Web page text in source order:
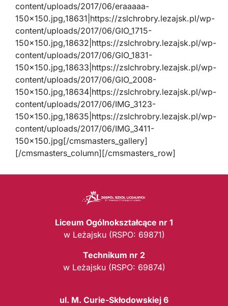
content/uploads/2017/06/eraaaaa-
150×150.jpg,18631|https://zslchrobry.lezajsk.pl/wp-
content/uploads/2017/06/GIO_1715-
150×150.jpg,18632|https://zslchrobry.lezajsk.pl/wp-
content/uploads/2017/06/GIO_1831-
150×150.jpg,18633|https://zslchrobry.lezajsk.pl/wp-
content/uploads/2017/06/GIO_2008-
150×150.jpg,18634|https://zslchrobry.lezajsk.pl/wp-
content/uploads/2017/06/IMG_3123-
150×150.jpg,18635|https://zslchrobry.lezajsk.pl/wp-
content/uploads/2017/06/IMG_3411-
150×150.jpg[/cmsmasters_gallery]
[/cmsmasters_column][/cmsmasters_row]
Liceum Ogólnokształcące nr 1
w Leżajsku (RSPO: 69871)
Technikum nr 2
w Leżajsku (RSPO: 69874)
ul. M. Curie-Skłodowskiej 6